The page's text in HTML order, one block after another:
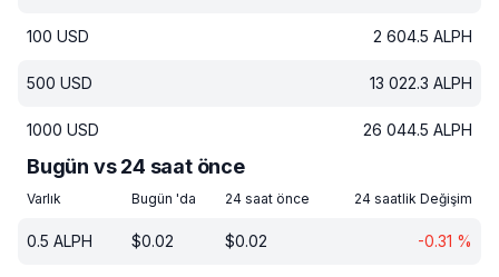
100 USD 2 604.5 ALPH
500 USD 13 022.3 ALPH
1000 USD 26 044.5 ALPH
Bugün vs 24 saat önce
Varlık Bugün 'da 24 saat önce 24 saatlik Değişim
0.5 ALPH $0.02 $0.02 -0.31 %